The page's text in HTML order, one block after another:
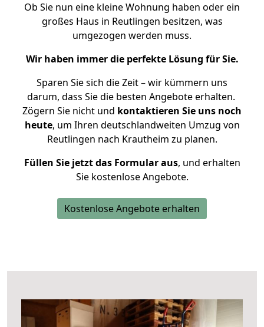
Ob Sie nun eine kleine Wohnung haben oder ein
großes Haus in Reutlingen besitzen, was
umgezogen werden muss.
Wir haben immer die perfekte Lösung für Sie.
Sparen Sie sich die Zeit – wir kümmern uns
darum, dass Sie die besten Angebote erhalten.
Zögern Sie nicht und kontaktieren Sie uns noch
heute, um Ihren deutschlandweiten Umzug von
Reutlingen nach Krautheim zu planen.
Füllen Sie jetzt das Formular aus, und erhalten
Sie kostenlose Angebote.
Kostenlose Angebote erhalten